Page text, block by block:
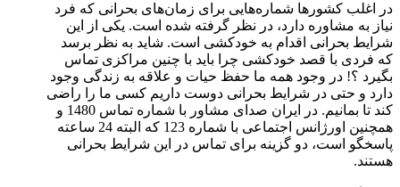
در اغلب کشورها شماره‌هایی برای زمان‌های بحرانی که فرد
نیاز به مشاوره دارد، در نظر گرفته شده است. یکی از این
شرایط بحرانی اقدام به خودکشی است. شاید به نظر برسد
که فردی با قصد خودکشی چرا باید با چنین مراکزی تماس
بگیرد ؟! در وجود همه ما حفظ حیات و علاقه به زندگی وجود
دارد و حتی در شرایط بحرانی دوست داریم کسی ما را راضی
کند تا بمانیم. در ایران صدای مشاور با شماره تماس 1480 و
همچنین اورژانس اجتماعی با شماره 123 که البته 24 ساعته
پاسخگو است، دو گزینه برای تماس در این شرایط بحرانی
هستند.